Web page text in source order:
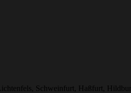
Schweinfurt, Haßfurt,